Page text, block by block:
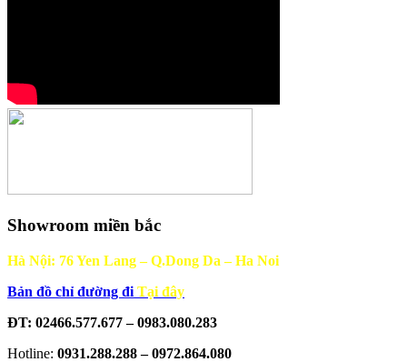
Showroom miền bắc
Hà Nội: 76 Yen Lang – Q.Dong Da – Ha Noi
Bản đồ chỉ đường đi Tại đây
ĐT: 02466.577.677 – 0983.080.283
Hotline: 0931.288.288 – 0972.864.080